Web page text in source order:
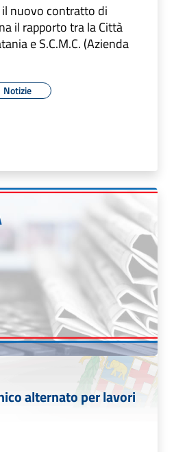
nuovo contratto di
il rapporto tra la Città
e S.C.M.C. (Azienda
Notizie
alternato per lavori